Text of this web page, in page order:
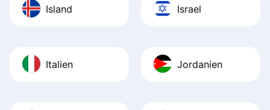
Island Israel
Italien Jordanien